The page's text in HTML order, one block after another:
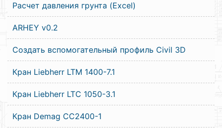
Расчет давления грунта (Excel)
ARHEY v0.2
Создать вспомогательный профиль Civil 3D
Кран Liebherr LTM 1400-7.1
Кран Liebherr LTC 1050-3.1
Кран Demag CC2400-1